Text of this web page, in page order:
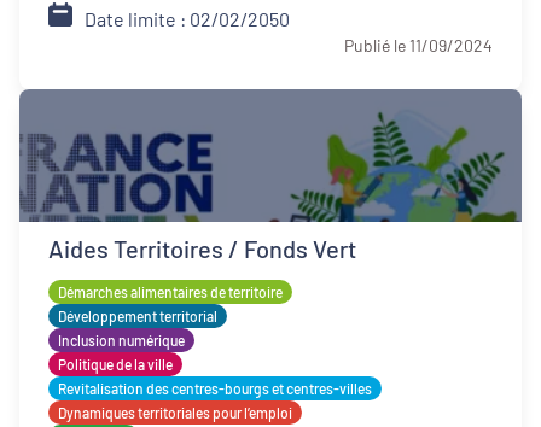
Date limite : 02/02/2050
Publié le 11/09/2024
Aides Territoires / Fonds Vert
Démarches alimentaires de territoire
Développement territorial
Inclusion numérique
Politique de la ville
Revitalisation des centres-bourgs et centres-villes
Dynamiques territoriales pour l’emploi